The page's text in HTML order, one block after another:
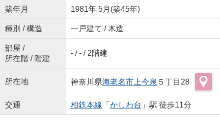
築年月 1981年 5月(築45年)
種別 / 構造 一戸建て / 木造
部屋 /
所在階 / 階建
- / - / 2階建
所在地 神奈川県海老名市上今泉 ５丁目28
交通 相鉄本線 「 かしわ台 」駅 徒歩11分